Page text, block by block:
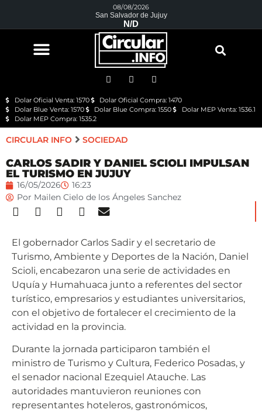
08/08/2026
San Salvador de Jujuy
N/D
Dolar Oficial Venta: 1570
Dolar Oficial Compra: 1470
Dolar Blue Venta: 1570
Dolar Blue Compra: 1550
Dolar MEP Venta: 1536.1
Dolar MEP Compra: 1535.2
CIRCULAR INFO SOCIEDAD
CARLOS SADIR Y DANIEL SCIOLI IMPULSAN
EL TURISMO EN JUJUY
16/05/2026
16:23
Por Mailen Cielo de los Ángeles Sanchez
El gobernador Carlos Sadir y el secretario de
Turismo, Ambiente y Deportes de la Nación, Daniel
Scioli, encabezaron una serie de actividades en
Uquía y Humahuaca junto a referentes del sector
turístico, empresarios y estudiantes universitarios,
con el objetivo de fortalecer el crecimiento de la
actividad en la provincia.
Durante la jornada participaron también el
ministro de Turismo y Cultura, Federico Posadas, y
el senador nacional Ezequiel Atauche. Las
autoridades mantuvieron reuniones con
representantes hoteleros, gastronómicos,